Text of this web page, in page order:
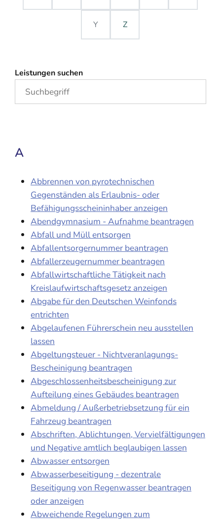
Y Z
Leistungen suchen
A
Abbrennen von pyrotechnischen
Gegenständen als Erlaubnis- oder
Befähigungsscheininhaber anzeigen
Abendgymnasium - Aufnahme beantragen
Abfall und Müll entsorgen
Abfallentsorgernummer beantragen
Abfallerzeugernummer beantragen
Abfallwirtschaftliche Tätigkeit nach
Kreislaufwirtschaftsgesetz anzeigen
Abgabe für den Deutschen Weinfonds
entrichten
Abgelaufenen Führerschein neu ausstellen
lassen
Abgeltungsteuer - Nichtveranlagungs-
Bescheinigung beantragen
Abgeschlossenheitsbescheinigung zur
Aufteilung eines Gebäudes beantragen
Abmeldung / Außerbetriebsetzung für ein
Fahrzeug beantragen
Abschriften, Ablichtungen, Vervielfältigungen
und Negative amtlich beglaubigen lassen
Abwasser entsorgen
Abwasserbeseitigung - dezentrale
Beseitigung von Regenwasser beantragen
oder anzeigen
Abweichende Regelungen zum